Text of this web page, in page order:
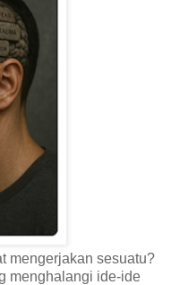
mengerjakan sesuatu?
menghalangi ide-ide